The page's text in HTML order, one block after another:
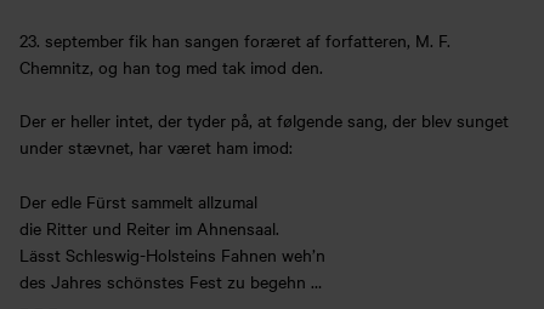
23. september fik han sangen foræret af forfatteren, M. F.
Chemnitz, og han tog med tak imod den.
Der er heller intet, der tyder på, at følgende sang, der blev sunget
under stævnet, har været ham imod:
Der edle Fürst sammelt allzumal
die Ritter und Reiter im Ahnensaal.
Lässt Schleswig-Holsteins Fahnen weh’n
des Jahres schönstes Fest zu begehn …